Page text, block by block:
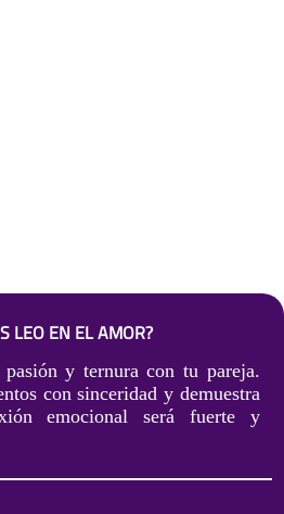
LEO EN EL AMOR?
y ternura con tu pareja.
con sinceridad y demuestra
emocional será fuerte y